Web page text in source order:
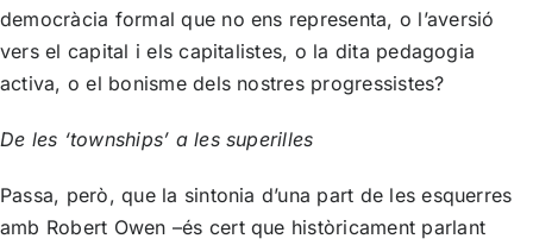
democràcia formal que no ens representa, o l’aversió
vers el capital i els capitalistes, o la dita pedagogia
activa, o el bonisme dels nostres progressistes?
De les ‘townships’ a les superilles
Passa, però, que la sintonia d’una part de les esquerres
amb Robert Owen –és cert que històricament parlant